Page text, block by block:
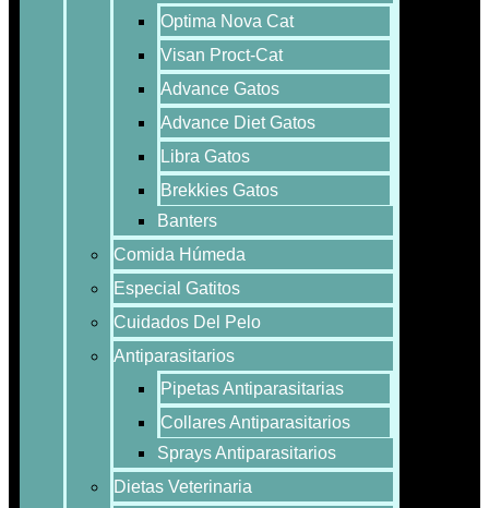
Optima Nova Cat
Visan Proct-Cat
Advance Gatos
Advance Diet Gatos
Libra Gatos
Brekkies Gatos
Banters
Comida Húmeda
Especial Gatitos
Cuidados Del Pelo
Antiparasitarios
Pipetas Antiparasitarias
Collares Antiparasitarios
Sprays Antiparasitarios
Dietas Veterinaria